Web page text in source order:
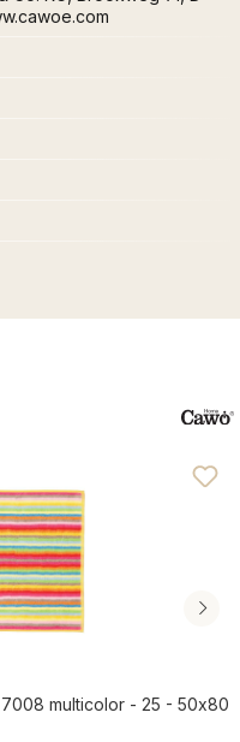
multicolor - 25 - 50x80